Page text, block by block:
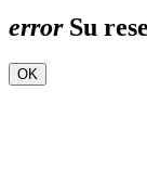
errorSu
OK